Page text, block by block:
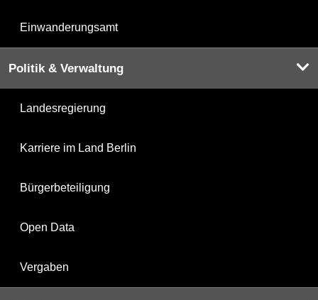
Einwanderungsamt
Politik & Verwaltung
Landesregierung
Karriere im Land Berlin
Bürgerbeteiligung
Open Data
Vergaben